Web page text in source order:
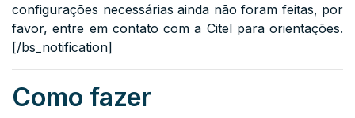
configurações necessárias ainda não foram feitas, por
favor, entre em contato com a Citel para orientações.
[/bs_notification]
Como fazer